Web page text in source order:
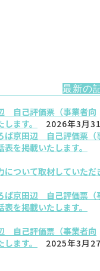
最新の
自己評価票（事業者向
ます。
2026年3月
ば京田辺 自己評価票（
を掲載いたします。
について取材していただ
ば京田辺 自己評価票（
を掲載いたします。
自己評価票（事業者向
ます。
2025年3月